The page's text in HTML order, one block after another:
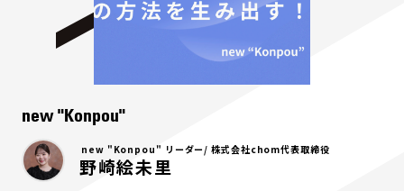
new "Konpou"
new "Konpou" リーダー/ 株式会社chom代表取締役
野崎絵未里